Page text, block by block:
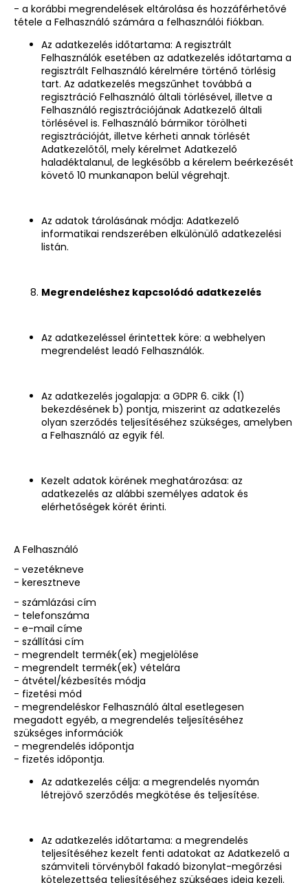
- a korábbi megrendelések eltárolása és hozzáférhetővé
tétele a Felhasználó számára a felhasználói fiókban.
Az adatkezelés időtartama: A regisztrált
Felhasználók esetében az adatkezelés időtartama a
regisztrált Felhasználó kérelmére történő törlésig
tart. Az adatkezelés megszűnhet továbbá a
regisztráció Felhasználó általi törlésével, illetve a
Felhasználó regisztrációjának Adatkezelő általi
törlésével is. Felhasználó bármikor törölheti
regisztrációját, illetve kérheti annak törlését
Adatkezelőtől, mely kérelmet Adatkezelő
haladéktalanul, de legkésőbb a kérelem beérkezését
követő 10 munkanapon belül végrehajt.
Az adatok tárolásának módja: Adatkezelő
informatikai rendszerében elkülönülő adatkezelési
listán.
Megrendeléshez kapcsolódó adatkezelés
Az adatkezeléssel érintettek köre: a webhelyen
megrendelést leadó Felhasználók.
Az adatkezelés jogalapja: a GDPR 6. cikk (1)
bekezdésének b) pontja, miszerint az adatkezelés
olyan szerződés teljesítéséhez szükséges, amelyben
a Felhasználó az egyik fél.
Kezelt adatok körének meghatározása: az
adatkezelés az alábbi személyes adatok és
elérhetőségek körét érinti.
A Felhasználó
- vezetékneve
- keresztneve
- számlázási cím
- telefonszáma
- e-mail címe
- szállítási cím
- megrendelt termék(ek) megjelölése
- megrendelt termék(ek) vételára
- átvétel/kézbesítés módja
- fizetési mód
- megrendeléskor Felhasználó által esetlegesen
megadott egyéb, a megrendelés teljesítéséhez
szükséges információk
- megrendelés időpontja
- fizetés időpontja.
Az adatkezelés célja: a megrendelés nyomán
létrejövő szerződés megkötése és teljesítése.
Az adatkezelés időtartama: a megrendelés
teljesítéséhez kezelt fenti adatokat az Adatkezelő a
számviteli törvényből fakadó bizonylat-megőrzési
kötelezettség teljesítéséhez szükséges ideig kezeli.